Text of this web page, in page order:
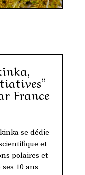
France
se dédie
et
polaires et
10 ans